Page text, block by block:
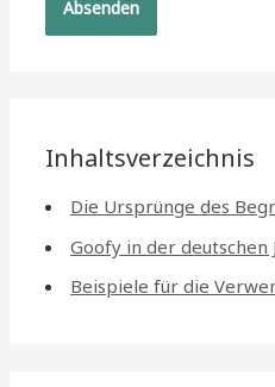
Inhaltsverzeichnis
Die Ursprünge des
Goofy in der deutschen
Beispiele für die